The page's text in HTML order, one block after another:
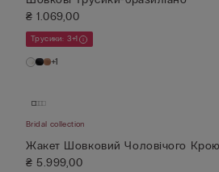
₴ 1.069,00
Трусики: 3+1
+1
Bridal collection
Жакет Шовковий Чоловічого Крою
₴ 5.999,00